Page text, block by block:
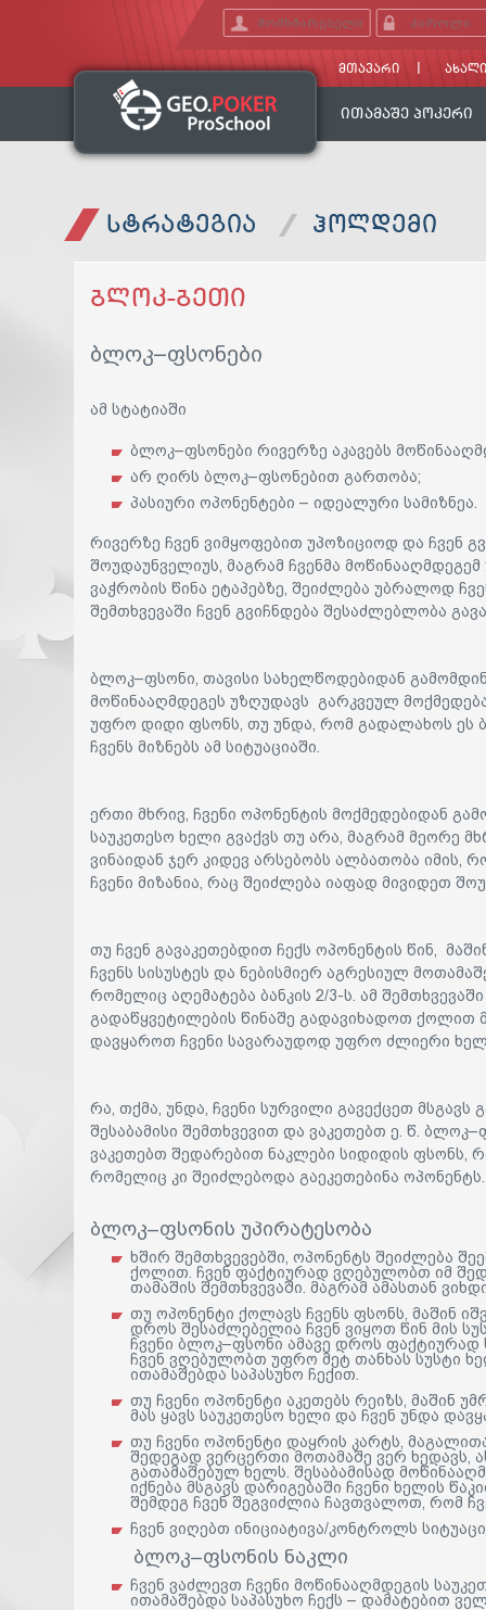
ᲛᲗᲐᲕᲐᲠᲘ
ᲘᲗᲐᲛᲐᲨᲔ ᲞᲝᲙᲔᲠᲘ
ᲡᲢᲠᲐᲢᲔᲒᲘᲐ ᲰᲝᲚᲓᲔᲛᲘ
ᲑᲚᲝᲙ-ᲑᲔᲗᲘ
ბლოკ–ფსონები
ამ სტატიაში
ბლოკ–ფსონები რივერზე აკავებს
არ ღირს ბლოკ–ფსონებით გართობა;
პასიური ოპონენტები – იდეალური სამიზნეა.
რივერზე ჩვენ ვიმყოფებით უპოზიციოდ და ჩვენ
შოუდაუნველიუს, მაგრამ ჩვენმა
ვაჭრობის წინა ეტაპებზე, შეიძლება უბრალოდ
შემთხვევაში ჩვენ გვიჩნდება შესაძლებლობა
ბლოკ–ფსონი, თავისი სახელწოდებიდან
მოწინააღმდეგეს უზღუდავს გარკვეულ
უფრო დიდი ფსონს, თუ უნდა, რომ გადალახოს ეს
ჩვენს მიზნებს ამ სიტუაციაში.
ერთი მხრივ, ჩვენი ოპონენტის მოქმედებიდან
საუკეთესო ხელი გვაქვს თუ არა, მაგრამ მეორე
ვინაიდან ჯერ კიდევ არსებობს ალბათობა იმის,
ჩვენი მიზანია, რაც შეიძლება იაფად მივიდეთ
თუ ჩვენ გავაკეთებდით ჩექს ოპონენტის წინ,
ჩვენს სისუსტეს და ნებისმიერ აგრესიულ
რომელიც აღემატება ბანკის 2/3-ს. ამ
გადაწყვეტილების წინაშე გადავიხადოთ ქოლით
დავყაროთ ჩვენი სავარაუდოდ უფრო ძლიერი
რა, თქმა, უნდა, ჩვენი სურვილი გავექცეთ
შესაბამისი შემთხვევით და ვაკეთებთ ე. წ.
ვაკეთებთ შედარებით ნაკლები სიდიდის ფსონს,
რომელიც კი შეიძლებოდა გაეკეთებინა
ბლოკ–ფსონის უპირატესობა
ხშირ შემთხვევებში, ოპონენტს შეიძლება
ქოლით. ჩვენ ფაქტიურად ვღებულობთ იმ
თამაშის შემთხვევაში. მაგრამ ამასთან
თუ ოპონენტი ქოლავს ჩვენს ფსონს, მაშინ
დროს შესაძლებელია ჩვენ ვიყოთ წინ მის
ჩვენი ბლოკ–ფსონი ამავე დროს ფაქტიურად
ჩვენ ვღებულობთ უფრო მეტ თანხას სუსტი
ითამაშებდა საპასუხო ჩექით.
თუ ჩვენი ოპონენტი აკეთებს რეიზს, მაშინ
მას ყავს საუკეთესო ხელი და ჩვენ უნდა
თუ ჩვენი ოპონენტი დაყრის კარტს,
შედეგად ვერცერთი მოთამაშე ვერ ხედავს,
გათამაშებულ ხელს. შესაბამისად
იქნება მსგავს დარიგებაში ჩვენი ხელის
შემდეგ ჩვენ შეგვიძლია ჩავთვალოთ, რომ
ჩვენ ვიღებთ ინიციატივა/კონტროლს
ბლოკ–ფსონის ნაკლი
ჩვენ ვაძლევთ ჩვენი მოწინააღმდეგის
ითამაშებდა საპასუხო ჩექს – დამატებით